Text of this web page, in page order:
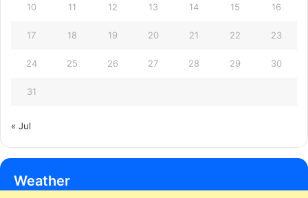
10 11 12 13 14 15 16
17 18 19 20 21 22 23
24 25 26 27 28 29 30
31
« Jul
Weather